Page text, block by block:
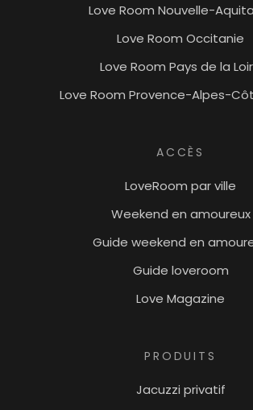
Love Room Nouvelle-
Love Room Occitanie
Love Room Pays de la
Love Room Provence-Alpes-
ACCÈS
LoveRoom par ville
Weekend en amoureux
Guide weekend en
Guide loveroom
Love Magazine
PRODUITS
Jacuzzi privatif